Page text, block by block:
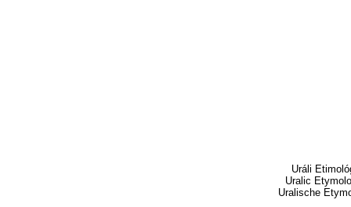
Uráli
Uralic
Uralische